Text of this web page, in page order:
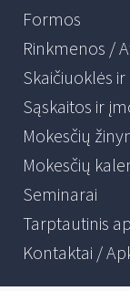
Formos
Rinkmenos /
Skaičiuoklės
Sąskaitos ir
Mokesčių
Mokesčių
Seminarai
Tarptautinis
Kontaktai /